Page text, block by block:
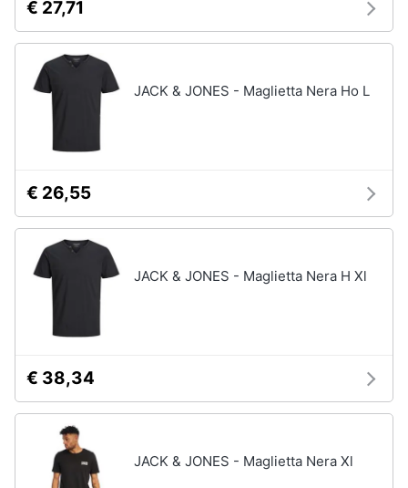
€ 27,71
JACK & JONES - Maglietta Nera Ho L
€ 26,55
JACK & JONES - Maglietta Nera H Xl
€ 38,34
JACK & JONES - Maglietta Nera Xl